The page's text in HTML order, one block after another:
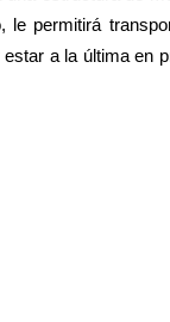
permitirá
a la última en